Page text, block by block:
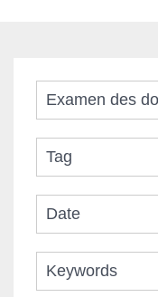
Examen des
Tag
Date